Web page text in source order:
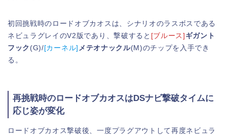
初回挑戦時のロードオブカオスは、シナリオのラスボスである
ネビュラグレイのV2版であり、撃破すると [ブルース] ギガント
フック (G)/ [カーネル] メテオナックル(M)のチップを入手でき
る。
再挑戦時のロードオブカオスはDSナビ撃破タイムに
応じ姿が変化
ロードオブカオス撃破後、一度プラグアウトして再度ネビュラ